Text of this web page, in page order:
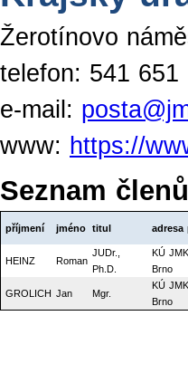
Žerotínovo
telefon: 541 651
e-mail:
www: https://
Seznam členů
příjmení jméno titul adresa
HEINZ Roman
JUDr.,
Ph.D.
KÚ
Brno
GROLICH Jan Mgr.
KÚ
Brno